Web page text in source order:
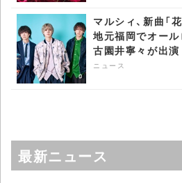
マルシィ、新曲「
地元福岡でオール
古園井寧々が出
ス
ニュース
最新ニュース